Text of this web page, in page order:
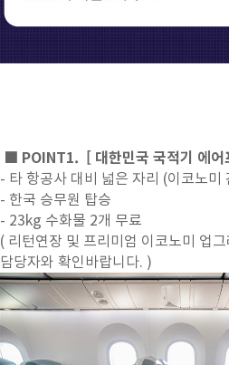
■ POINT1. [ 대한민국 국적기 에
- 타 항공사 대비 넓은 자리 (이코노
- 한국 승무원 탑승
- 23kg 수화물 2개 무료
( 리턴연장 및 프리미엄 이코노미 업
담당자와 확인바랍니다. )